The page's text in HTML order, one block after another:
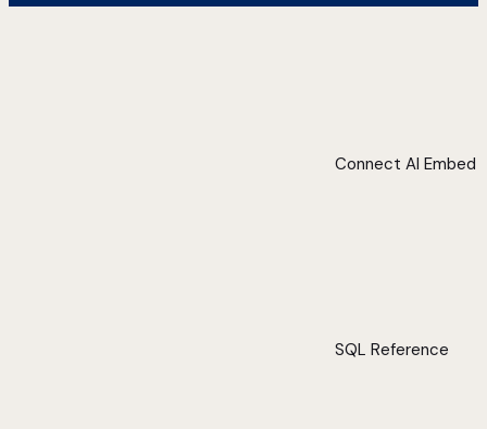
Connect AI Embed
SQL Reference